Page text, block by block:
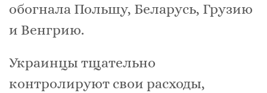
обогнала Польшу, Беларусь, Грузию
и Венгрию.
Украинцы тщательно
контролируют свои расходы,